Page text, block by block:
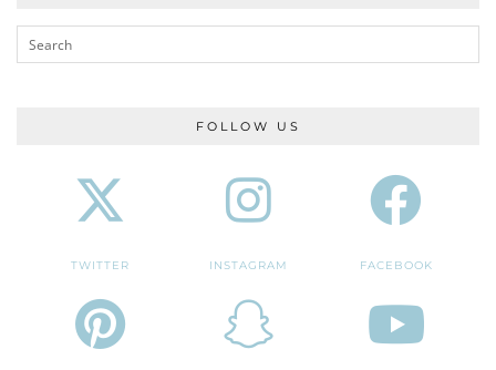
FOLLOW US
TWITTER INSTAGRAM FACEBOOK